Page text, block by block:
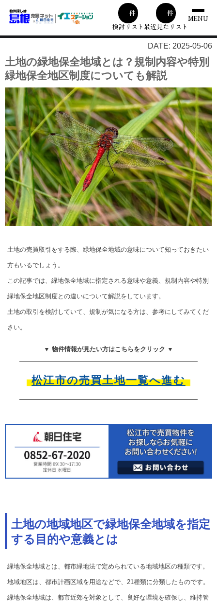
00件
検討リスト
00件
最近見たリスト
MENU
DATE: 2025-05-06
土地の緑地保全地域とは？規制内容や特別
緑地保全地区制度についても解説
土地の売買取引をする際、緑地保全地域の意味について知っておきたい
方もいるでしょう。
この記事では、緑地保全地域に指定される意味や意義、規制内容や特別
緑地保全地区制度との違いについて解説をしています。
土地の取引を検討していて、規制が気になる方は、参考にしてみてくだ
さい。
▼ 物件情報が見たい方はこちらをクリック ▼
松江市の売買土地一覧へ進む
土地の地域地区で緑地保全地域を指定
する目的や意義とは
緑地保全地域とは、都市緑地法で定められている地域地区の種類です。
地域地区は、都市計画区域を用途などで、21種類に分類したものです。
緑地保全地域は、都市近郊を対象として、良好な環境を確保し、維持管